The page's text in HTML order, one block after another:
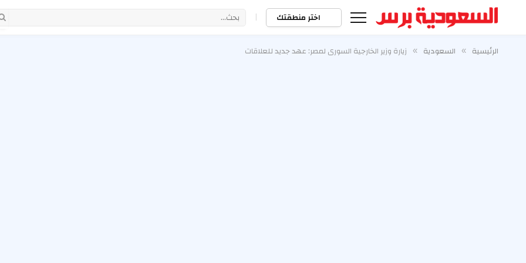
اختر منطقتك |
الرئيسية » السعودية » زيارة وزير الخارجية السوري لمصر: عهد جديد للعلاقات